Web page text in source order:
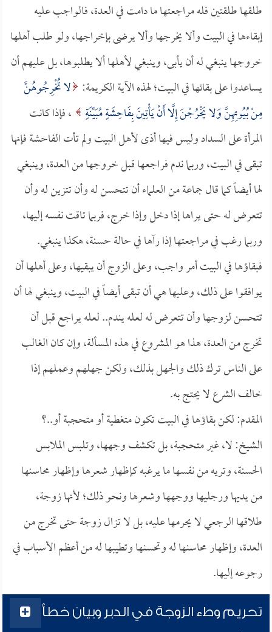
طلقها طلقتين فله مراجعتها ما دامت في العدة، فالواجب عليه
إبقاءها في البيت وألا يخرجها وألا يرضى بإخراجها، ولو طلب أهلها
خروجها ينبغي له أن يأبى، وينبغي لأهلها ألا يطلبوها، بل عليهم أن
يساعدوا على بقائها في البيت؛ لهذه الآية الكريمة: لا تُخْرِجُوهُنَّ
مِنْ بُيُوتِهِنَّ وَلا يَخْرُجْنَ إِلَّا أَنْ يَأْتِينَ بِفَاحِشَةٍ مُبَيِّنَةٍ
، فإذا كانت
المرأة على السداد وليس فيها أذى لأهل البيت ولم تأت الفاحشة فإنها
تبقى في البيت، وربما ندم فراجعها قبل خروجها من العدة، وينبغي
لها أيضاً كما قال جماعة من العلماء أن تتحسن له وأن تتزين له وأن
تتعرض له حتى يراها إذا دخل وإذا خرج، فربما تاقت نفسه إليها،
وربما رغب في مراجعتها إذا رآها في حالة حسنة، هكذا ينبغي.
فبقاؤها في البيت أمر واجب، وعلى الزوج أن يبقيها، وعلى أهلها أن
يوافقوا على ذلك، وعليها هي أن تبقى أيضاً في البيت، وينبغي لها أن
تتحسن لزوجها وأن تتعرض له لعله يندم.. لعله يراجع قبل أن
تخرج من العدة، هذا هو المشروع في هذه المسألة، وإن كان الغالب
على الناس ترك ذلك والجهل بذلك، ولكن جهلهم وعملهم إذا
خالف الشرع لا يحتج به.
المقدم: لكن بقاؤها في البيت تكون متغطية أو متحجبة أو..؟
الشيخ: لا، غير متحجبة، بل تكشف وجهها، وتلبس الملابس
الحسنة، وتريه من نفسها ما يرغبه كإظهار شعرها وإظهار محاسنها
من يديها ورجليها ووجهها وشعرها ونحو ذلك؛ لأنها زوجة،
طلاقها الرجعي لا يحرمها عليه، بل لا تزال زوجة حتى تخرج من
العدة، وإظهار محاسنها له وتحسنها وتطيبها له من أعظم الأسباب في
رجوعه إليها.
تحريم وطء الزوجة في الدبر وبيان خطأ